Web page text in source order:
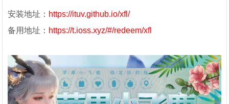
安装地址： https://ituv.github.io/xfl/
备用地址： https://t.ioss.xyz/#/redeem/xfl